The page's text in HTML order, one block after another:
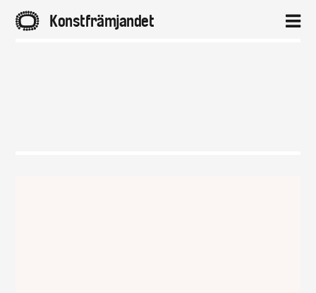
A Konstfrämjandet 2